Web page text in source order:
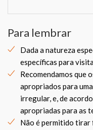
Para lembrar
Dada a natureza
específicas para
Recomendamos que
apropriados para
irregular, e, de
apropriadas para as
Não é permitido tirar